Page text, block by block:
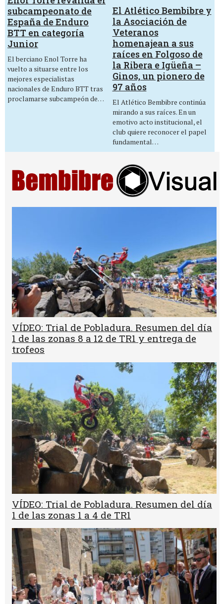
subcampeonato de
España de Enduro
BTT en categoría
Junior
El berciano Enol Torre ha
vuelto a situarse entre los
mejores especialistas
nacionales de Enduro BTT tras
proclamarse subcampeón de…
El Atlético Bembibre y
la Asociación de
Veteranos
homenajean a sus
raíces en Folgoso de
la Ribera e Igüeña –
Ginos, un pionero de
97 años
El Atlético Bembibre continúa
mirando a sus raíces. En un
emotivo acto institucional, el
club quiere reconocer el papel
fundamental…
VÍDEO: Trial de Pobladura. Resumen del día
1 de las zonas 8 a 12 de TR1 y entrega de
trofeos
VÍDEO: Trial de Pobladura. Resumen del día
1 de las zonas 1 a 4 de TR1